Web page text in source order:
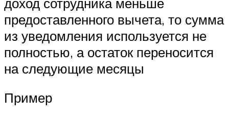
предоставленного вычета, то сумма
из уведомления используется не
полностью, а остаток переносится
на следующие месяцы
Пример